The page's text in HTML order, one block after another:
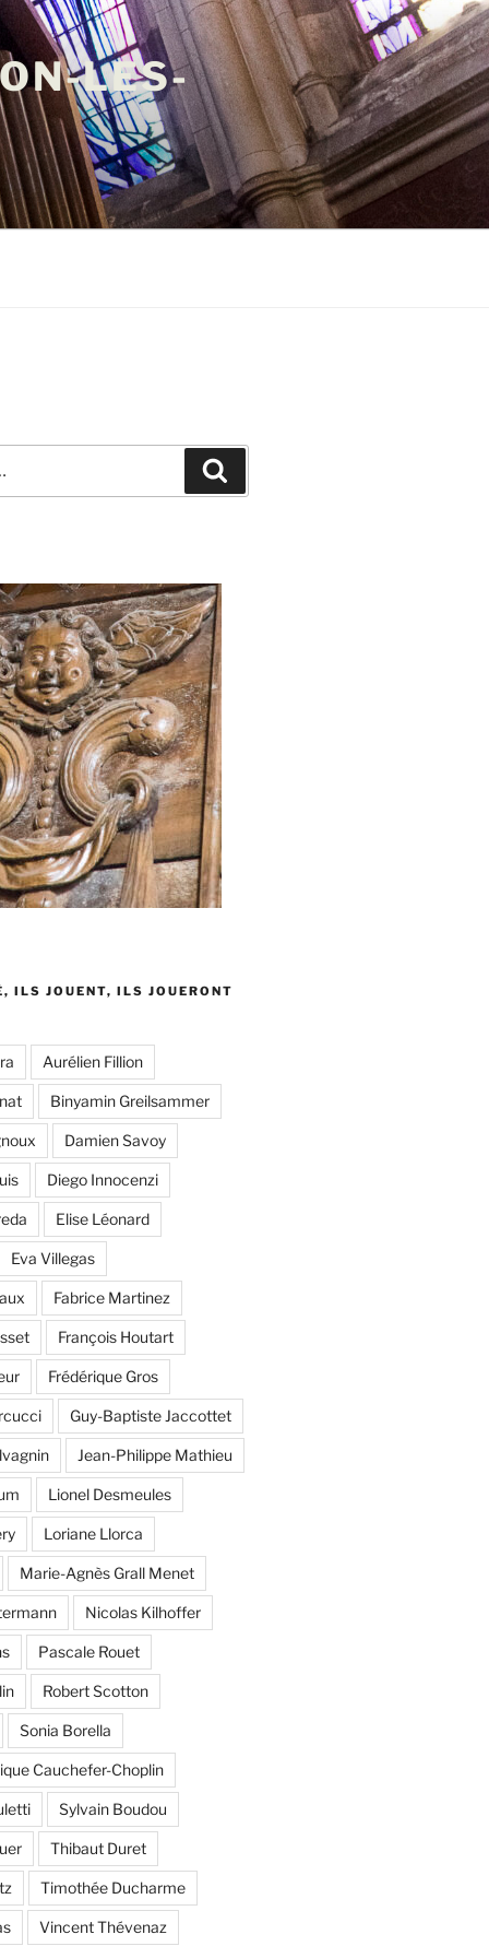
LES-
ILS JOUENT, ILS JOUERONT
Aurélien Fillion
Binyamin Greilsammer
Damien Savoy
Diego Innocenzi
Elise Léonard
Eva Villegas
Fabrice Martinez
François Houtart
Frédérique Gros
Guy-Baptiste Jaccottet
Jean-Philippe Mathieu
Lionel Desmeules
Loriane Llorca
Marie-Agnès Grall Menet
Nicolas Kilhoffer
Pascale Rouet
Robert Scotton
Sonia Borella
Cauchefer-Choplin
Sylvain Boudou
Thibaut Duret
Timothée Ducharme
Vincent Thévenaz